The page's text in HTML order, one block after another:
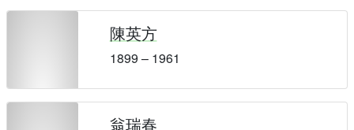
陳英方
1899 – 1961
翁瑞春